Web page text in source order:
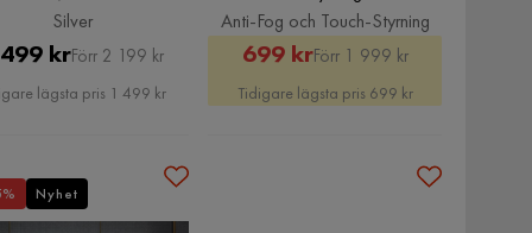
Silver
Pris
krOriginal
Pris
Förr 2 199 kr
lägsta pris 1 499 kr
Anti-Fog och Touch-Styrning
Anti-Fog och Touch-Styrning
Rabatterat
Pris
699 kr Original
Pris
Förr 1 999 kr
Tidigare lägsta pris 699 kr
Nyhet